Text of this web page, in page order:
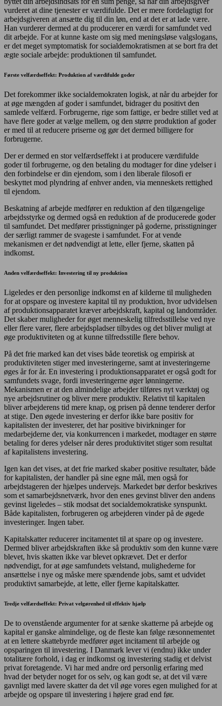
vurderet at dine tjenester er værdifulde. Det er mere fordelagtigt for
arbejdsgiveren at ansætte dig til din løn, end at det er at lade være.
Han vurderer dermed at du producerer en værdi for samfundet ved
dit arbejde. For at kunne kaste om sig med meningsløse valgslogans,
er det meget symptomatisk for socialdemokratismen at se bort fra det
ægte sociale arbejde: produktionen til samfundet.
Første velfærdseffekt: Produktion af værdifulde goder
Det forekommer ikke socialdemokraten logisk, at når du arbejder for
at øge mængden af goder i samfundet, bidrager du positivt den
samlede velfærd. Forbrugerne, rige som fattige, er bedre stillet ved at
have flere goder at vælge mellem, og den større produktion af goder
er med til at reducere priserne og gør det dermed billigere for
forbrugerne.
Der er dermed en stor velfærdseffekt i at producere værdifulde
goder til forbrugerne, og den betaling du modtager for dine ydelser i
den forbindelse er din ejendom, som i den liberale filosofi er
beskyttet mod plyndring af enhver anden, via menneskets rettighed
til ejendom.
Beskatning af arbejde medfører en reduktion af den tilgængelige
arbejdsstyrke og dermed også en reduktion af de producerede goder
til samfundet. Det medfører prisstigninger på goderne, prisstigninger
der særligt rammer de svageste i samfundet. For at vende
mekanismen er det nødvendigt at lette, eller fjerne, skatten på
indkomst.
Anden velfærdseffekt: Investering til ny produktion
Ligeledes er den personlige indkomst en af kilderne til muligheden
for at opspare og investere kapital til ny produktion, hvor udvidelsen
af produktionsapparatet kræver arbejdskraft, kapital og landområder.
Det skaber muligheder for øget menneskelig tilfredsstillelse ved nye
eller flere varer, flere arbejdspladser tilbydes og det bliver muligt at
øge produktiviteten og at kunne tilfredsstille flere behov.
På det frie marked kan det vises både teoretisk og empirisk at
produktiviteten stiger med investeringerne, samt at investeringerne
øges år for år. En investering i produktionsapparatet er også godt for
samfundets svage, fordi investeringerne øger lønningerne.
Mekanismen er at den almindelige arbejder tilføres nyt værktøj og
nye arbejdsrutiner og bliver mere produktiv. Relativt til kapitalen
bliver arbejderens tid mere knap, og prisen på denne tenderer derfor
at stige. Den øgede investering er derfor ikke bare positiv for
kapitalisten der investerer, det har positive bivirkninger for
medarbejderne der, via konkurrencen i markedet, modtager en større
betaling for deres ydelser når deres produktivitet stiger som resultat
af kapitalistens investering.
Igen kan det vises, at det frie marked skaber positive resultater, både
for kapitalisten, der handler på sine egne mål, men også for
arbejdstageren der hjælpes undervejs. Markedet bør derfor beskrives
som et samarbejdsnetværk, hvor den enes gevinst bliver den andens
gevinst ligeledes – stik modsat det socialdemokratiske synspunkt.
Både kapitalisten, forbrugeren og arbejderen vinder på de øgede
investeringer. Ingen taber.
Kapitalskatter reducerer incitamentet til at spare op og investere.
Dermed bliver arbejdskraften ikke så produktiv som den kunne være
blevet, hvis skatten ikke var blevet opkrævet. Det er derfor
nødvendigt, for at øge samfundets velstand, mulighederne for
ansættelse i nye og måske mere spændende jobs, samt et udvidet
produktivt samarbejde, at lette, eller fjerne kapitalskatter.
Tredje velfærdseffekt: Privat velgørenhed til effektiv hjælp
De to ovenstående argumenter for at sænke skatterne på arbejde og
kapital er ganske almindelige, og de fleste kan følge ræsonnementet
at en lettere skattebyrde medfører øget incitament til arbejde og
opsparingen til investering. I Danmark lever vi (endnu) ikke under
totalitære forhold, i dag er indkomst og investering stadig et delvist
privat foretagende. Vi har med andre ord personlig erfaring med
hvad der betyder noget for os selv, og kan godt se, at det vil være
gavnligt med lavere skatter da det vil øge vores egen mulighed for at
arbejde og opspare til investering i højere grad end før.